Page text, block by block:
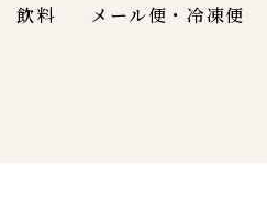
飲料 メール便・冷凍便
カ